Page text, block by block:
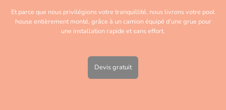
Et parce que nous privilégions votre tranquillité, nous livrons votre pool
house entièrement monté, grâce à un camion équipé d’une grue pour
une installation rapide et sans effort.
Devis gratuit